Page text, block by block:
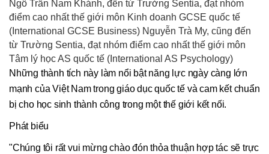
Ngô Trần Nam Khánh, đến từ Trường Sentia, đạt nhóm
điểm cao nhất thế giới môn Kinh doanh GCSE quốc tế
(International GCSE Business) Nguyễn Trà My, cũng đến
từ Trường Sentia, đạt nhóm điểm cao nhất thế giới môn
Tâm lý học AS quốc tế (International AS Psychology)
Những thành tích này làm nổi bật năng lực ngày càng lớn
mạnh của Việt Nam trong giáo dục quốc tế và cam kết chuẩn
bị cho học sinh thành công trong một thế giới kết nối.
Phát biểu
"Chúng tôi rất vui mừng chào đón thỏa thuận hợp tác sẽ trực